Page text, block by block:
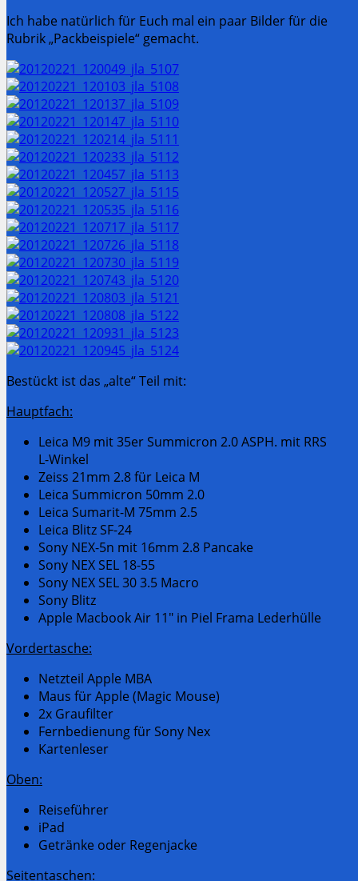
Ich habe natürlich für Euch mal ein paar Bilder für die
Rubrik „Packbeispiele“ gemacht.
Bestückt ist das „alte“ Teil mit:
Hauptfach:
Leica M9 mit 35er Summicron 2.0 ASPH. mit RRS
L-Winkel
Zeiss 21mm 2.8 für Leica M
Leica Summicron 50mm 2.0
Leica Sumarit-M 75mm 2.5
Leica Blitz SF-24
Sony NEX-5n mit 16mm 2.8 Pancake
Sony NEX SEL 18-55
Sony NEX SEL 30 3.5 Macro
Sony Blitz
Apple Macbook Air 11″ in Piel Frama Lederhülle
Vordertasche:
Netzteil Apple MBA
Maus für Apple (Magic Mouse)
2x Graufilter
Fernbedienung für Sony Nex
Kartenleser
Oben:
Reiseführer
iPad
Getränke oder Regenjacke
Seitentaschen: